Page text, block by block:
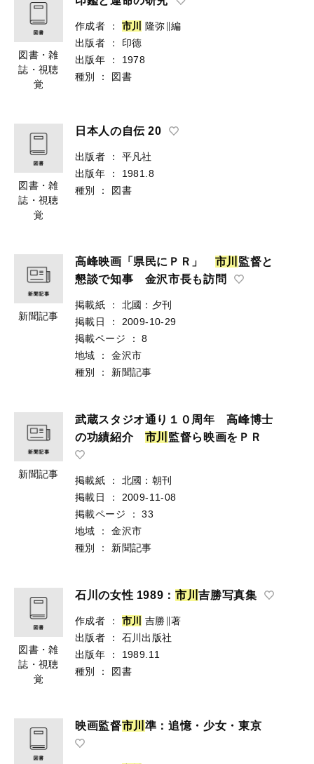
図書・雑
誌・視聴
覚
印鑑と運命の研究
作成者 ： 市川 隆弥∥編
出版者
：
印徳
出版年
：
1978
種別
： 図書
図書・雑
誌・視聴
覚
日本人の自伝 20
出版者 ：
平凡社
出版年
：
1981.8
種別
： 図書
新聞記事
高峰映画「県民にＰＲ」 市川監督と
懇談で知事 金沢市長も訪問
掲載紙 ：
北國：夕刊
掲載日
：
2009-10-29
掲載ページ
：
8
地域
：
金沢市
種別
： 新聞記事
新聞記事
武蔵スタジオ通り１０周年 高峰博士
の功績紹介 市川監督ら映画をＰＲ
掲載紙 ：
北國：朝刊
掲載日
：
2009-11-08
掲載ページ
：
33
地域
：
金沢市
種別
： 新聞記事
図書・雑
誌・視聴
覚
石川の女性 1989：市川吉勝写真集
作成者 ： 市川 吉勝∥著
出版者
：
石川出版社
出版年
：
1989.11
種別
： 図書
映画監督 市川準：追憶・少女・東京